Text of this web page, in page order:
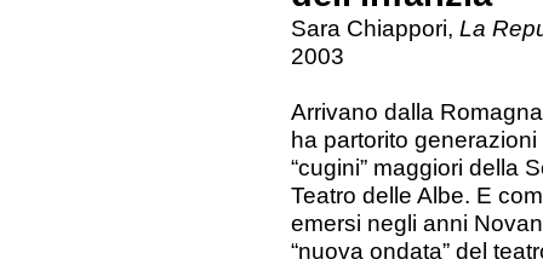
Sara Chiappori, La
2003
Arrivano dalla
ha partorito
“cugini” maggiori della
Teatro delle Albe. E
emersi negli anni
“nuova ondata” del